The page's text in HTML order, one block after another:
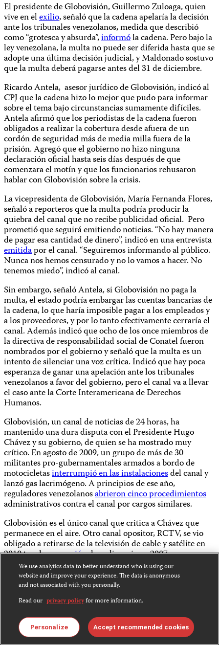
El presidente de Globovisión, Guillermo Zuloaga, quien
vive en elexilio, señaló que la cadena apelaría la decisión
ante los tribunales venezolanos, medida que describió
como “grotesca y absurda”,informóla cadena. Pero bajo la
ley venezolana, la multa no puede ser diferida hasta que se
adopte una última decisión judicial, y Maldonado sostuvo
que la multa deberá pagarse antes del 31 de diciembre.
Ricardo Antela, asesor jurídico de Globovisión, indicó al
CPJ que la cadena hizo lo mejor que pudo para informar
sobre el tema bajo circunstancias sumamente difíciles.
Antela afirmó que los periodistas de la cadena fueron
obligados a realizar la cobertura desde afuera de un
cordón de seguridad más de media milla fuera de la
prisión. Agregó que el gobierno no hizo ninguna
declaración oficial hasta seis días después de que
comenzara el motín y que los funcionarios rehusaron
hablar con Globovisión sobre la crisis.
La vicepresidenta de Globovisión, María Fernanda Flores,
señaló a reporteros que la multa podría producir la
quiebra del canal que no recibe publicidad oficial. Pero
prometió que seguirá emitiendo noticias. “No hay manera
de pagar esa cantidad de dinero”, indicó en una entrevista
emitidapor el canal. “Seguiremos informando al público.
Nunca nos hemos censurado y no lo vamos a hacer. No
tenemos miedo”, indicó al canal.
Sin embargo, señaló Antela, si Globovisión no paga la
multa, el estado podría embargar las cuentas bancarias de
la cadena, lo que haría imposible pagar a los empleados y
a los proveedores, y por lo tanto efectivamente cerraría el
canal. Además indicó que ocho de los once miembros de
la directiva de responsabilidad social de Conatel fueron
nombrados por el gobierno y señaló que la multa es un
intento de silenciar una voz crítica. Indicó que hay poca
esperanza de ganar una apelación ante los tribunales
venezolanos a favor del gobierno, pero el canal va a llevar
el caso ante la Corte Interamericana de Derechos
Humanos.
Globovisión, un canal de noticias de 24 horas, ha
mantenido una dura disputa con el Presidente Hugo
Chávez y su gobierno, de quien se ha mostrado muy
crítico. En agosto de 2009, un grupo de más de 30
militantes pro-gubernamentales armados a bordo de
motocicletasinterrumpió en las instalacionesdel canal y
lanzó gas lacrimógeno. A principios de ese año,
reguladores venezolanosabrieron cinco procedimientos
administrativos contra el canal por cargos similares.
Globovisión es el único canal que critica a Chávez que
permanece en el aire. Otro canal opositor, RCTV, se vio
obligado a retirarse de la televisión de cable y satélite en
2010 tras larevocaciónde su licencia en 2007.
Share this:
Facebook
LinkedIn
We use analytics data to better understand who is using our
website and improve your experience. The data is anonymous
and not associated with you personally.
Read our privacy policyfor more information.
Personalize Accept recommended cookies